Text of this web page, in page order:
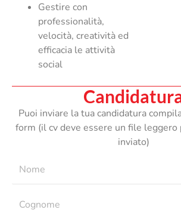
Gestire con
professionalità,
velocità, creatività ed
efficacia le attività
social
Puoi inviare la tua candidatura
form (il cv deve essere un file leggero
inviato)